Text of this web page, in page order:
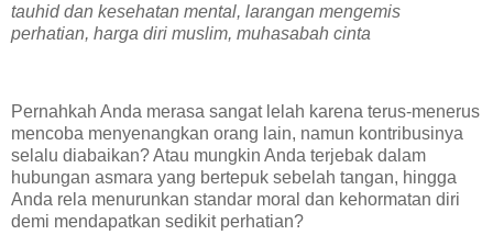
tauhid dan kesehatan mental, larangan mengemis
perhatian, harga diri muslim, muhasabah cinta
Pernahkah Anda merasa sangat lelah karena terus-menerus
mencoba menyenangkan orang lain, namun kontribusinya
selalu diabaikan? Atau mungkin Anda terjebak dalam
hubungan asmara yang bertepuk sebelah tangan, hingga
Anda rela menurunkan standar moral dan kehormatan diri
demi mendapatkan sedikit perhatian?